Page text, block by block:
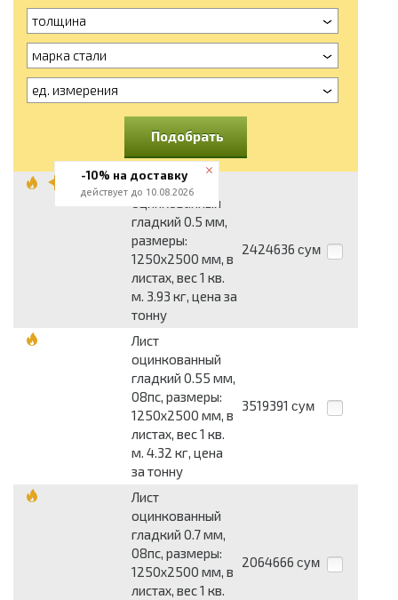
толщина
марка стали
ед. измерения
Подобрать
Лист
оцинкованный
гладкий 0.5 мм,
размеры:
1250x2500 мм, в
листах, вес 1 кв.
м. 3.93 кг, цена за
тонну
2424636 сум
Лист
оцинкованный
гладкий 0.55 мм,
08пс, размеры:
1250x2500 мм, в
листах, вес 1 кв.
м. 4.32 кг, цена
за тонну
3519391 сум
Лист
оцинкованный
гладкий 0.7 мм,
08пс, размеры:
1250x2500 мм, в
листах, вес 1 кв.
2064666 сум
-10% на доставку
действует до 10.08.2026